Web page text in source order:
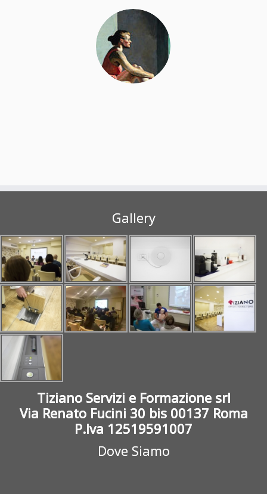
Gallery
Tiziano Servizi e Formazione srl
Via Renato Fucini 30 bis 00137 Roma
P.Iva 12519591007
Dove Siamo